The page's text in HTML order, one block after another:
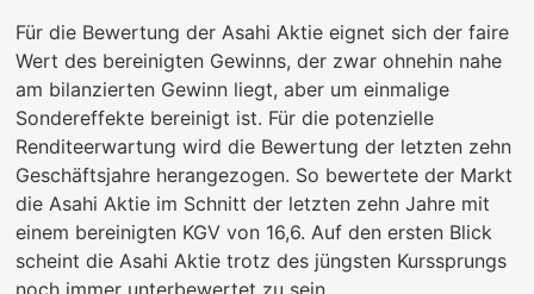
Für die Bewertung der Asahi Aktie eignet sich der faire
Wert des bereinigten Gewinns, der zwar ohnehin nahe
am bilanzierten Gewinn liegt, aber um einmalige
Sondereffekte bereinigt ist. Für die potenzielle
Renditeerwartung wird die Bewertung der letzten zehn
Geschäftsjahre herangezogen. So bewertete der Markt
die Asahi Aktie im Schnitt der letzten zehn Jahre mit
einem bereinigten KGV von 16,6. Auf den ersten Blick
scheint die Asahi Aktie trotz des jüngsten Kurssprungs
noch immer unterbewertet zu sein.